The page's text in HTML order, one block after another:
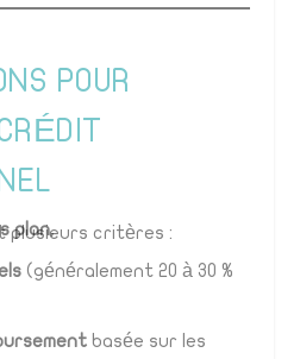
POUR
plusieurs critères :
plan,
(généralement 20 à 30 %
basée sur les